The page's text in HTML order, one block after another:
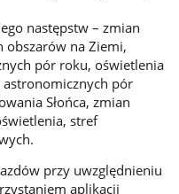
następstw – zmian
obszarów na Ziemi,
pór roku, oświetlenia
pór
Słońca, zmian
stref
przy uwzględnieniu
aplikacji